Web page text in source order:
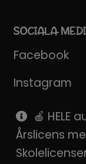
SOCIALA
Facebook
Instagram
Pinterest
SnapChat
🍎 HELE
Årslicens